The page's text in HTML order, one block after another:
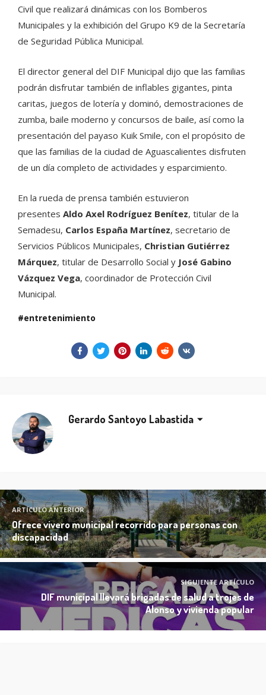
Civil que realizará dinámicas con los Bomberos
Municipales y la exhibición del Grupo K9 de la Secretaría
de Seguridad Pública Municipal.
El director general del DIF Municipal dijo que las familias
podrán disfrutar también de inflables gigantes, pinta
caritas, juegos de lotería y dominó, demostraciones de
zumba, baile moderno y concursos de baile, así como la
presentación del payaso Kuik Smile, con el propósito de
que las familias de la ciudad de Aguascalientes disfruten
de un día completo de actividades y esparcimiento.
En la rueda de prensa también estuvieron
presentes Aldo Axel Rodríguez Benítez, titular de la
Semadesu, Carlos España Martínez, secretario de
Servicios Públicos Municipales, Christian Gutiérrez
Márquez, titular de Desarrollo Social y José Gabino
Vázquez Vega, coordinador de Protección Civil
Municipal.
entretenimiento
Gerardo Santoyo Labastida
ARTÍCULO ANTERIOR
Ofrece vivero municipal recorrido para personas con
discapacidad
SIGUIENTE ARTÍCULO
DIF municipal llevará brigadas de salud a trojes de
Alonso y vivienda popular